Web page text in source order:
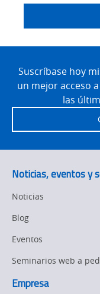
Technical
Traceability
Newsletter/
Product
Strategic
Updates
Other
Pricing
FooterSuscríbase hoy
un mejor acceso
las
Noticias, eventos y
Noticias
Blog
Eventos
Seminarios web a
Empresa